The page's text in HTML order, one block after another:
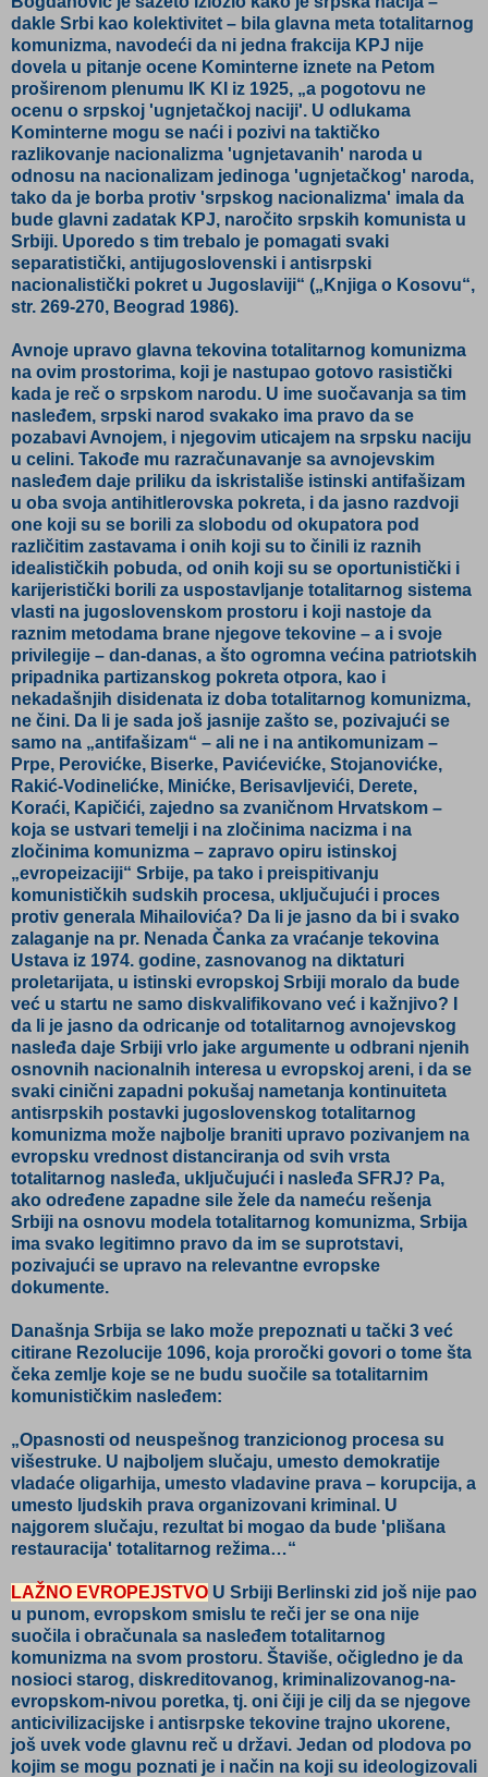
dakle Srbi kao kolektivitet – bila glavna meta totalitarnog
komunizma, navodeći da ni jedna frakcija KPJ nije
dovela u pitanje ocene Kominterne iznete na Petom
proširenom plenumu IK KI iz 1925, „a pogotovu ne
ocenu o srpskoj 'ugnjetačkoj naciji'. U odlukama
Kominterne mogu se naći i pozivi na taktičko
razlikovanje nacionalizma 'ugnjetavanih' naroda u
odnosu na nacionalizam jedinoga 'ugnjetačkog' naroda,
tako da je borba protiv 'srpskog nacionalizma' imala da
bude glavni zadatak KPJ, naročito srpskih komunista u
Srbiji. Uporedo s tim trebalo je pomagati svaki
separatistički, antijugoslovenski i antisrpski
nacionalistički pokret u Jugoslaviji“ („Knjiga o Kosovu“,
str. 269-270, Beograd 1986).
Avnoje upravo glavna tekovina totalitarnog komunizma
na ovim prostorima, koji je nastupao gotovo rasistički
kada je reč o srpskom narodu. U ime suočavanja sa tim
nasleđem, srpski narod svakako ima pravo da se
pozabavi Avnojem, i njegovim uticajem na srpsku naciju
u celini. Takođe mu razračunavanje sa avnojevskim
nasleđem daje priliku da iskristališe istinski antifašizam
u oba svoja antihitlerovska pokreta, i da jasno razdvoji
one koji su se borili za slobodu od okupatora pod
različitim zastavama i onih koji su to činili iz raznih
idealističkih pobuda, od onih koji su se oportunistički i
karijeristički borili za uspostavljanje totalitarnog sistema
vlasti na jugoslovenskom prostoru i koji nastoje da
raznim metodama brane njegove tekovine – a i svoje
privilegije – dan-danas, a što ogromna većina patriotskih
pripadnika partizanskog pokreta otpora, kao i
nekadašnjih disidenata iz doba totalitarnog komunizma,
ne čini. Da li je sada još jasnije zašto se, pozivajući se
samo na „antifašizam“ – ali ne i na antikomunizam –
Prpe, Perovićke, Biserke, Pavićevićke, Stojanovićke,
Rakić-Vodinelićke, Minićke, Berisavljevići, Derete,
Koraći, Kapičići, zajedno sa zvaničnom Hrvatskom –
koja se ustvari temelji i na zločinima nacizma i na
zločinima komunizma – zapravo opiru istinskoj
„evropeizaciji“ Srbije, pa tako i preispitivanju
komunističkih sudskih procesa, uključujući i proces
protiv generala Mihailovića? Da li je jasno da bi i svako
zalaganje na pr. Nenada Čanka za vraćanje tekovina
Ustava iz 1974. godine, zasnovanog na diktaturi
proletarijata, u istinski evropskoj Srbiji moralo da bude
već u startu ne samo diskvalifikovano već i kažnjivo? I
da li je jasno da odricanje od totalitarnog avnojevskog
nasleđa daje Srbiji vrlo jake argumente u odbrani njenih
osnovnih nacionalnih interesa u evropskoj areni, i da se
svaki cinični zapadni pokušaj nametanja kontinuiteta
antisrpskih postavki jugoslovenskog totalitarnog
komunizma može najbolje braniti upravo pozivanjem na
evropsku vrednost distanciranja od svih vrsta
totalitarnog nasleđa, uključujući i nasleđa SFRJ? Pa,
ako određene zapadne sile žele da nameću rešenja
Srbiji na osnovu modela totalitarnog komunizma, Srbija
ima svako legitimno pravo da im se suprotstavi,
pozivajući se upravo na relevantne evropske
dokumente.
Današnja Srbija se lako može prepoznati u tački 3 već
citirane Rezolucije 1096, koja proročki govori o tome šta
čeka zemlje koje se ne budu suočile sa totalitarnim
komunističkim nasleđem:
„Opasnosti od neuspešnog tranzicionog procesa su
višestruke. U najboljem slučaju, umesto demokratije
vladaće oligarhija, umesto vladavine prava – korupcija, a
umesto ljudskih prava organizovani kriminal. U
najgorem slučaju, rezultat bi mogao da bude 'plišana
restauracija' totalitarnog režima…“
LAŽNO EVROPEJSTVO U Srbiji Berlinski zid još nije pao
u punom, evropskom smislu te reči jer se ona nije
suočila i obračunala sa nasleđem totalitarnog
komunizma na svom prostoru. Štaviše, očigledno je da
nosioci starog, diskreditovanog, kriminalizovanog-na-
evropskom-nivou poretka, tj. oni čiji je cilj da se njegove
anticivilizacijske i antisrpske tekovine trajno ukorene,
još uvek vode glavnu reč u državi. Jedan od plodova po
kojim se mogu poznati je i način na koji su ideologizovali